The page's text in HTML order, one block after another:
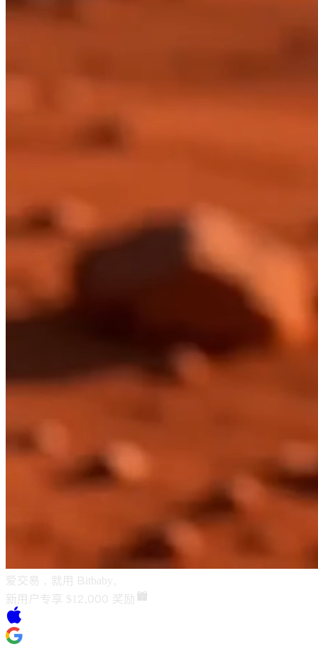
爱交易，就用 Bitbaby。
新用户专享 $12,000 奖励